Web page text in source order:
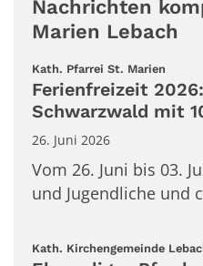
Nachrichten
Marien Lebach
Kath. Pfarrei St. Marien
Ferienfreizeit
Schwarzwald mit
26. Juni 2026
Vom 26. Juni bis 03.
und Jugendliche und
Kath. Kirchengemeinde